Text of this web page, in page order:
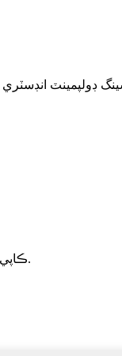
© ڪاپي رائيٽ - 2010-2025: سڀ حق محفوظ آهن.